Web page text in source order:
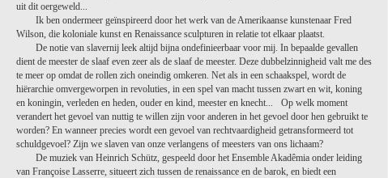
uit dit oergeweld...
Ik ben ondermeer geïnspireerd door het werk van de Amerikaanse kunstenaar Fred
Wilson, die koloniale kunst en Renaissance sculpturen in relatie tot elkaar plaatst.
De notie van slavernij leek altijd bijna ondefinieerbaar voor mij. In bepaalde gevallen
dient de meester de slaaf even zeer als de slaaf de meester. Deze dubbelzinnigheid valt me des
te meer op omdat de rollen zich oneindig omkeren. Net als in een schaakspel, wordt de
hiërarchie omvergeworpen in revoluties, in een spel van macht tussen zwart en wit, koning
en koningin, verleden en heden, ouder en kind, meester en knecht... Op welk moment
verandert het gevoel van nuttig te willen zijn voor anderen in het gevoel door hen gebruikt te
worden? En wanneer precies wordt een gevoel van rechtvaardigheid getransformeerd tot
schuldgevoel? Zijn we slaven van onze verlangens of meesters van ons lichaam?
De muziek van Heinrich Schütz, gespeeld door het Ensemble Akadêmia onder leiding
van Françoise Lasserre, situeert zich tussen de renaissance en de barok, en biedt een